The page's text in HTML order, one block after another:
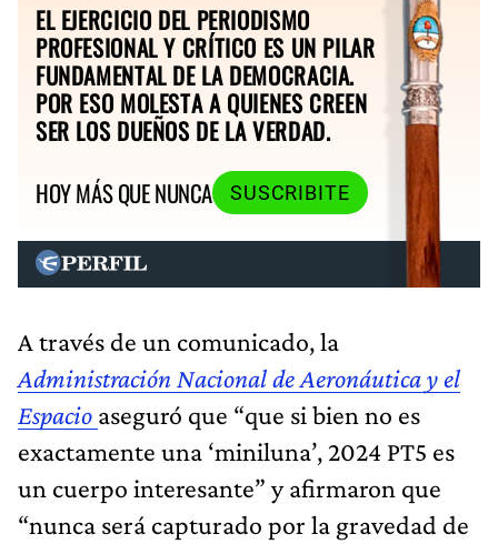
EL EJERCICIO DEL PERIODISMO
PROFESIONAL Y CRÍTICO ES UN PILAR
FUNDAMENTAL DE LA DEMOCRACIA.
POR ESO MOLESTA A QUIENES CREEN
SER LOS DUEÑOS DE LA VERDAD.
HOY MÁS QUE NUNCA
SUSCRIBITE
A través de un comunicado, la
Administración Nacional de Aeronáutica y el
Espacio aseguró que “que si bien no es
exactamente una ‘miniluna’, 2024 PT5 es
un cuerpo interesante” y afirmaron que
“nunca será capturado por la gravedad de